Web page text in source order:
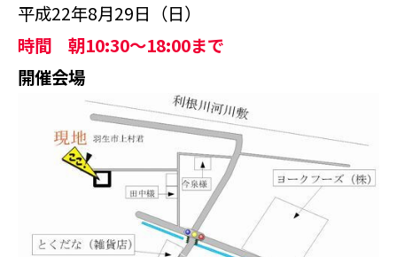
平成22年8月29日（日）
時間 朝10:30～18:00まで
開催会場